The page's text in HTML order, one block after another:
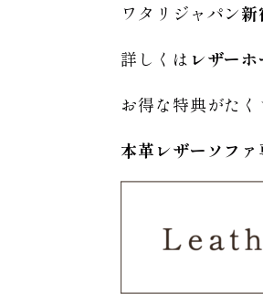
ワタリジャパン
詳しくは レザー
お得な特典がたく
本革レザーソフ